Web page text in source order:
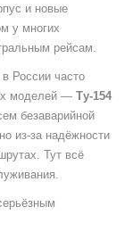
и новые
у многих
рейсам.
России часто
моделей — Ту-154
безаварийной
из-за надёжности
Тут всё